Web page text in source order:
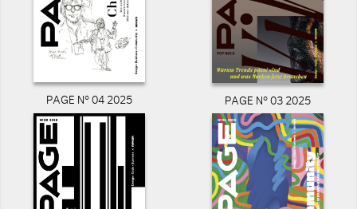
PAGE N° 04 2025 PAGE N° 03 2025